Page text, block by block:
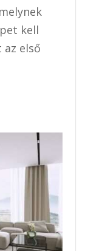
kell
első